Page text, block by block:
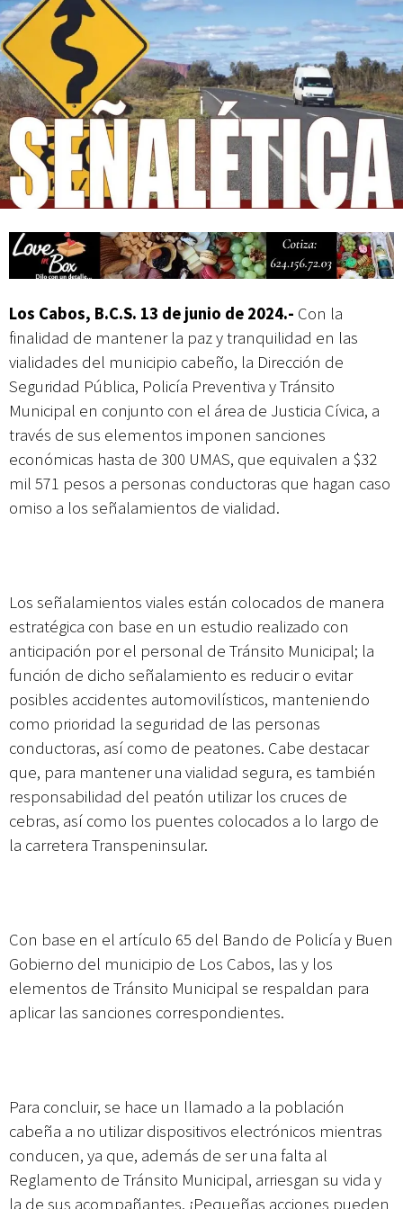
Mes Patrio
Atiende XV Ayuntamiento de Los Cabos planteamientos de Antorcha
Campesina
Los Cabos, B.C.S. 13 de junio de 2024.- Con la
finalidad de mantener la paz y tranquilidad en las
vialidades del municipio cabeño, la Dirección de
Seguridad Pública, Policía Preventiva y Tránsito
Municipal en conjunto con el área de Justicia Cívica, a
través de sus elementos imponen sanciones
económicas hasta de 300 UMAS, que equivalen a $32
mil 571 pesos a personas conductoras que hagan caso
omiso a los señalamientos de vialidad.
Los señalamientos viales están colocados de manera
estratégica con base en un estudio realizado con
anticipación por el personal de Tránsito Municipal; la
función de dicho señalamiento es reducir o evitar
posibles accidentes automovilísticos, manteniendo
como prioridad la seguridad de las personas
conductoras, así como de peatones. Cabe destacar
que, para mantener una vialidad segura, es también
responsabilidad del peatón utilizar los cruces de
cebras, así como los puentes colocados a lo largo de
la carretera Transpeninsular.
Con base en el artículo 65 del Bando de Policía y Buen
Gobierno del municipio de Los Cabos, las y los
elementos de Tránsito Municipal se respaldan para
aplicar las sanciones correspondientes.
Para concluir, se hace un llamado a la población
cabeña a no utilizar dispositivos electrónicos mientras
conducen, ya que, además de ser una falta al
Reglamento de Tránsito Municipal, arriesgan su vida y
la de sus acompañantes. ¡Pequeñas acciones pueden